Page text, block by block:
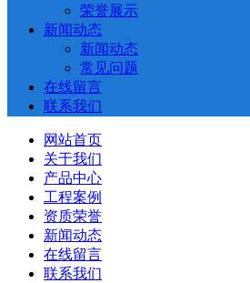
荣誉展示
新闻动态
新闻动态
常见问题
在线留言
联系我们
网站首页
关于我们
产品中心
工程案例
资质荣誉
新闻动态
在线留言
联系我们